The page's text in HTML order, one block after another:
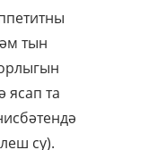
1
соң